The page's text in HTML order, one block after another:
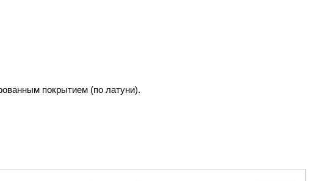
покрытием (по латуни).